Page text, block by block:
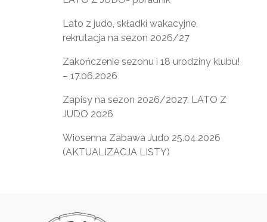
Lato z judo, składki wakacyjne,
rekrutacja na sezon 2026/27
Zakończenie sezonu i 18 urodziny klubu!
– 17.06.2026
Zapisy na sezon 2026/2027. LATO Z
JUDO 2026
Wiosenna Zabawa Judo 25.04.2026
(AKTUALIZACJA LISTY)